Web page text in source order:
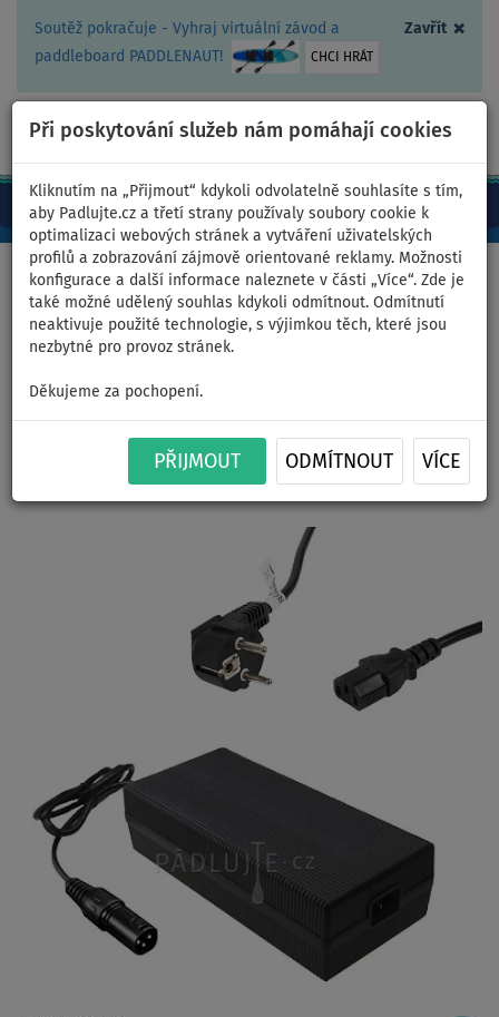
Zavřít ×
Soutěž pokračuje - Vyhraj virtuální závod a
paddleboard PADDLENAUT!
CHCI HRÁT
Při poskytování služeb nám pomáhají cookies
Kliknutím na „Přijmout“ kdykoli odvolatelně souhlasíte s tím,
aby Padlujte.cz a třetí strany používaly soubory cookie k
optimalizaci webových stránek a vytváření uživatelských
profilů a zobrazování zájmově orientované reklamy. Možnosti
konfigurace a další informace naleznete v části „Více“. Zde je
také možné udělený souhlas kdykoli odmítnout. Odmítnutí
neaktivuje použité technologie, s výjimkou těch, které jsou
nezbytné pro provoz stránek.
Děkujeme za pochopení.
PŘIJMOUT ODMÍTNOUT VÍCE
CZ/Kč +420 467 409 090 0ks
Domů >Čluny a motory >Elektrické motory >REMIGO
Rychlonabíječka REMIGO One
42V 9.5A 399W 230V